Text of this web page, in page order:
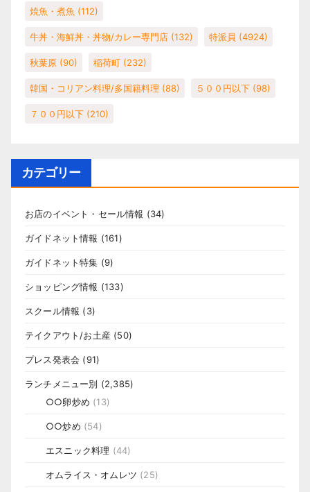
焼魚・煮魚 (112)
牛丼・海鮮丼・丼物/カレー専門店 (132) 特派員 (4924)
秋葉原 (90) 稲荷町 (232)
韓国・コリアン料理/多国籍料理 (88) ５００円以下 (98)
７００円以下 (210)
カテゴリー
お店のイベント・セール情報 (34)
ガイドネット情報 (161)
ガイドネット特集 (9)
ショッピング情報 (133)
スクール情報 (3)
テイクアウト/お土産 (50)
プレス発表会 (91)
ランチメニュー別 (2,385)
○○卵炒め (13)
○○炒め (54)
エスニック料理 (44)
オムライス・オムレツ (25)